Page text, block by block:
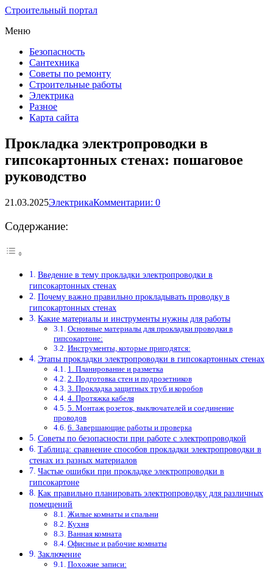
Строительный портал
Меню
Безопасность
Сантехника
Советы по ремонту
Строительные работы
Электрика
Разное
Карта сайта
Прокладка электропроводки в
гипсокартонных стенах: пошаговое
руководство
21.03.2025ЭлектрикаКомментарии: 0
Содержание:
Введение в тему прокладки электропроводки в
гипсокартонных стенах
Почему важно правильно прокладывать проводку в
гипсокартонных стенах
Какие материалы и инструменты нужны для работы
Основные материалы для прокладки проводки в
гипсокартоне:
Инструменты, которые пригодятся:
Этапы прокладки электропроводки в гипсокартонных стенах
1. Планирование и разметка
2. Подготовка стен и подрозетников
3. Прокладка защитных труб и коробов
4. Протяжка кабеля
5. Монтаж розеток, выключателей и соединение
проводов
6. Завершающие работы и проверка
Советы по безопасности при работе с электропроводкой
Таблица: сравнение способов прокладки электропроводки в
стенах из разных материалов
Частые ошибки при прокладке электропроводки в
гипсокартоне
Как правильно планировать электропроводку для различных
помещений
Жилые комнаты и спальни
Кухня
Ванная комната
Офисные и рабочие комнаты
Заключение
Похожие записи: